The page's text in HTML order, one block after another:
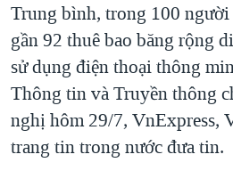
CÁC GIÁ TRỊ CỘNG HÒA Ở VIỆT
THƯỢNG ĐỈNH TRUMP-KIM TẠI
TRỊNH VĨNH BÌNH VS. CHÍNH
NGƯ DÂN VIỆT VÀ LÀN SÓNG
BÊN KIA QUỐC LỘ: TIẾNG
Trung bình, trong 100 người
gần 92 thuê bao băng rộng
sử dụng điện thoại thông
Thông tin và Truyền thông
nghị hôm 29/7, VnExpress,
trang tin trong nước đưa tin.